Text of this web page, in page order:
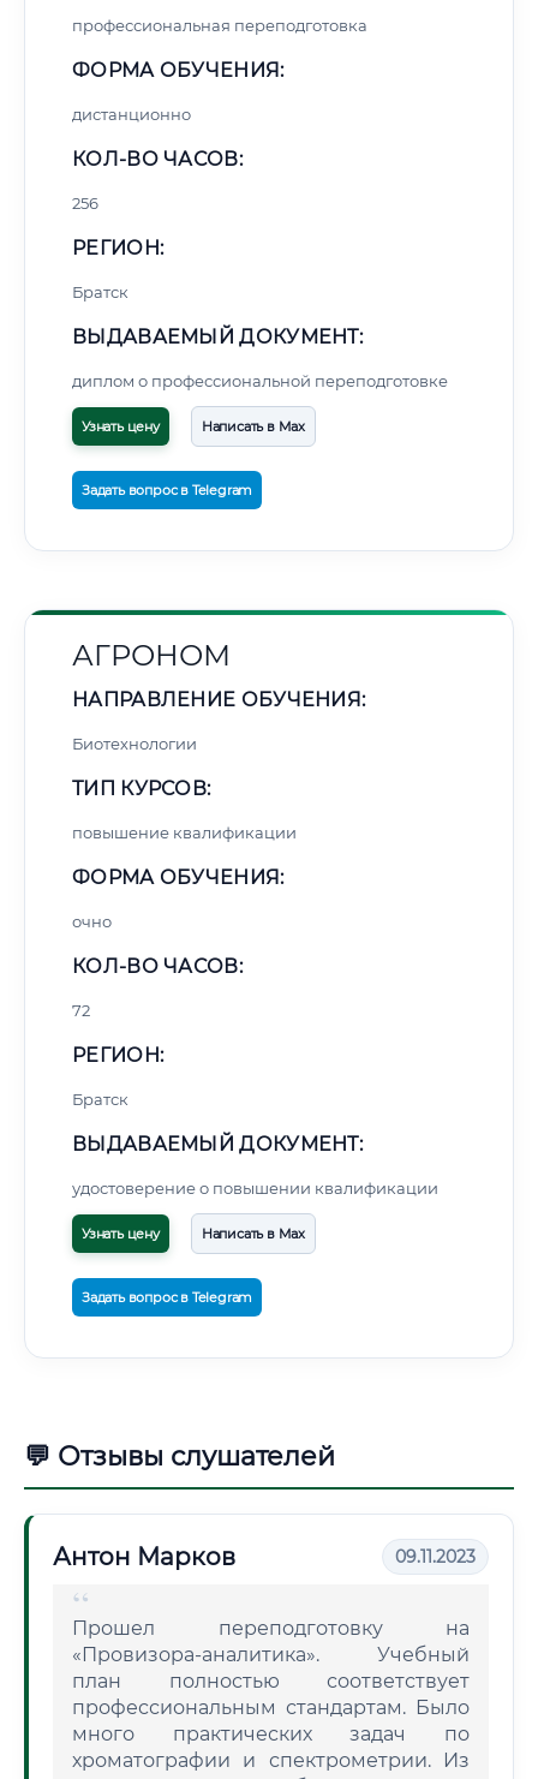
профессиональная переподготовка
ФОРМА ОБУЧЕНИЯ:
дистанционно
КОЛ-ВО ЧАСОВ:
256
РЕГИОН:
Братск
ВЫДАВАЕМЫЙ ДОКУМЕНТ:
диплом о профессиональной переподготовке
Узнать цену Написать в Max
Задать вопрос в Telegram
АГРОНОМ
НАПРАВЛЕНИЕ ОБУЧЕНИЯ:
Биотехнологии
ТИП КУРСОВ:
повышение квалификации
ФОРМА ОБУЧЕНИЯ:
очно
КОЛ-ВО ЧАСОВ:
72
РЕГИОН:
Братск
ВЫДАВАЕМЫЙ ДОКУМЕНТ:
удостоверение о повышении квалификации
Узнать цену Написать в Max
Задать вопрос в Telegram
💬 Отзывы слушателей
Антон Марков 09.11.2023
Прошел переподготовку на
«Провизора-аналитика». Учебный
план полностью соответствует
профессиональным стандартам. Было
много практических задач по
хроматографии и спектрометрии. Из